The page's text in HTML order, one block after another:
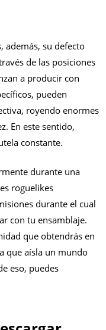
además, su defecto
de las posiciones
a producir con
pueden
royendo enormes
En este sentido,
constante.
durante una
roguelikes
durante el cual
con tu ensamblaje.
que obtendrás en
que aísla un mundo
eso, puedes